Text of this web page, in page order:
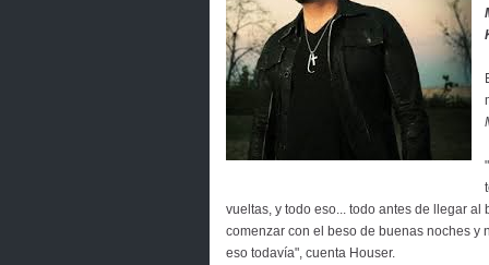
vueltas, y todo eso... todo antes de llegar
comenzar con el beso de buenas noches y
eso todavía", cuenta Houser.